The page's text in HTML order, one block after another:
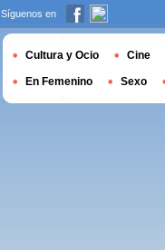
Síguenos en
Cultura y Ocio Cine
En Femenino Sexo